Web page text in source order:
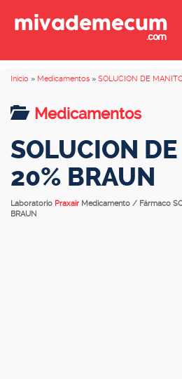
Inicio » Medicamentos » SOLUCION DE
Medicamentos
SOLUCION
20% BRAUN
Laboratorio Praxair Medicamento / Fármaco
BRAUN